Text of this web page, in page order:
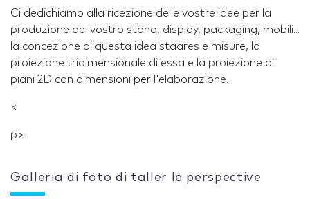
Ci dedichiamo alla ricezione delle vostre idee per la
produzione del vostro stand, display, packaging, mobili...
la concezione di questa idea staares e misure, la
proiezione tridimensionale di essa e la proiezione di
piani 2D con dimensioni per l'elaborazione.
<
p>
Galleria di foto di taller le perspective